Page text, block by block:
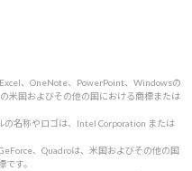
、OneNote、PowerPoint、Windowsの
米国およびその他の国における商標または
名称やロゴは、Intel Corporation または
、Quadroは、米国およびその他の国
す。